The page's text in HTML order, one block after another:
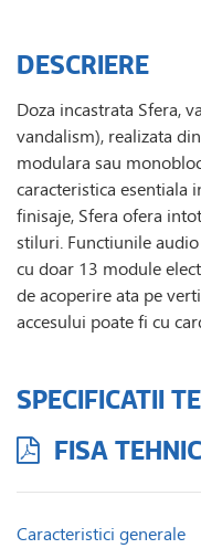
DESCRIERE
Doza incastrata Sfera,
vandalism), realizata
modulara sau
caracteristica esentiala
finisaje, Sfera ofera
stiluri. Functiunile
cu doar 13 module
de acoperire ata pe
accesului poate fi cu
SPECIFICATII
FISA
Caracteristici generale